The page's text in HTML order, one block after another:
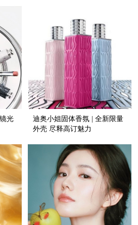
光
迪奥小姐固体香氛 | 全新限量
外壳 尽释高订魅力